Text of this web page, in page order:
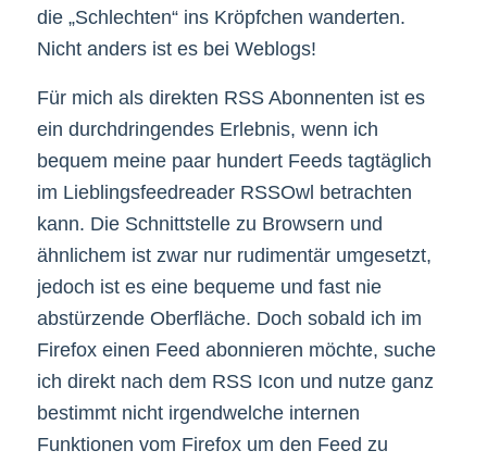
die „Schlechten“ ins Kröpfchen wanderten.
Nicht anders ist es bei Weblogs!
Für mich als direkten RSS Abonnenten ist es
ein durchdringendes Erlebnis, wenn ich
bequem meine paar hundert Feeds tagtäglich
im Lieblingsfeedreader RSSOwl betrachten
kann. Die Schnittstelle zu Browsern und
ähnlichem ist zwar nur rudimentär umgesetzt,
jedoch ist es eine bequeme und fast nie
abstürzende Oberfläche. Doch sobald ich im
Firefox einen Feed abonnieren möchte, suche
ich direkt nach dem RSS Icon und nutze ganz
bestimmt nicht irgendwelche internen
Funktionen vom Firefox um den Feed zu